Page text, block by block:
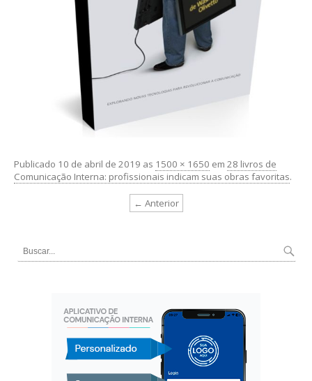
Publicado 10 de abril de 2019 as 1500 × 1650 em 28 livros de
Comunicação Interna: profissionais indicam suas obras favoritas.
← Anterior